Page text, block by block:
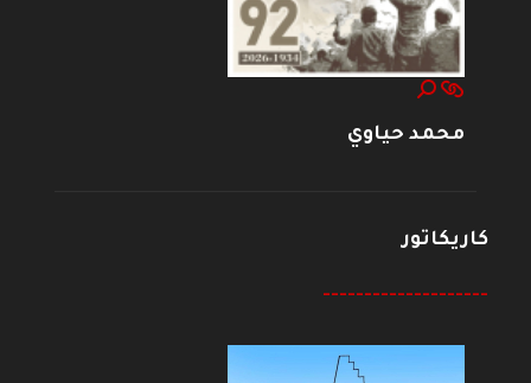
محمد حياوي
كاريكاتور
--------------------